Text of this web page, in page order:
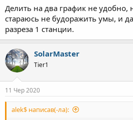
Делить на два график не удобно,
стараюсь не будоражить умы, и
разреза 1 станции.
SolarMaster
Tier1
11 Чер 2020
alek$ написав(-ла):